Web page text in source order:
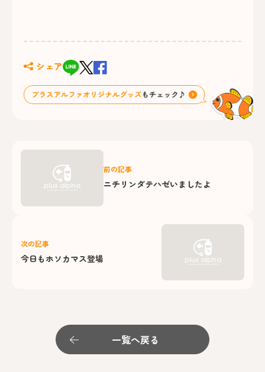
シェア
前の記事
ニチリンダテハゼいましたよ
次の記事
今日もホソカマス登場
一覧へ戻る